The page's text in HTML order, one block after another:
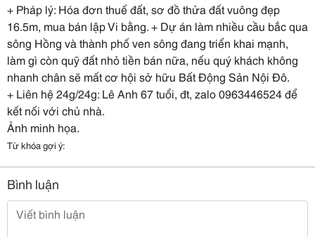
+ Pháp lý: Hóa đơn thuế đất, sơ đồ thửa đất vuông đẹp
16.5m, mua bán lập Vi bằng. + Dự án làm nhiều cầu bắc qua
sông Hồng và thành phố ven sông đang triển khai mạnh,
làm gì còn quỹ đất nhỏ tiền bán nữa, nếu quý khách không
nhanh chân sẽ mất cơ hội sở hữu Bất Động Sản Nội Đô.
+ Liên hệ 24g/24g: Lê Anh 67 tuổi, đt, zalo 0963446524 để
kết nối với chủ nhà.
Ảnh minh họa.
Từ khóa gợi ý:
Bình luận